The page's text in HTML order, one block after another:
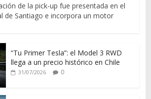
de la pick-up fue presentada en el
de Santiago e incorpora un motor
“Tu Primer Tesla”: el Model 3 RWD
llega a un precio histórico en Chile
31/07/2026 0